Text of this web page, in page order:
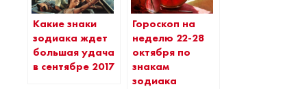
Какие знаки
зодиака ждет
большая удача
в сентябре 2017
Гороскоп на
неделю 22-28
октября по
знакам
зодиака